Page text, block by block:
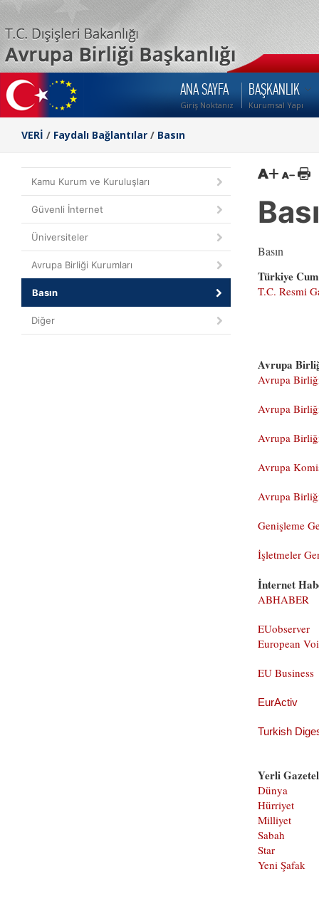
ANA SAYFA
Giriş Noktanız
BAŞKANLIK
Kurumsal Yapı
VERİ / Faydalı Bağlantılar / Basın
Kamu Kurum ve Kuruluşları
Güvenli İnternet
Üniversiteler
Avrupa Birliği Kurumları
Basın
Diğer
Basın
Türkiye
T.C. Resmi
Avrupa
Avrupa
Avrupa
Avrupa
Avrupa
Avrupa
Genişleme
İşletmeler
İnternet
ABHABER
EUobserver
European
EU Business
EurActiv
Turkish
Yerli
Dünya
Hürriyet
Milliyet
Sabah
Star
Yeni Şafak